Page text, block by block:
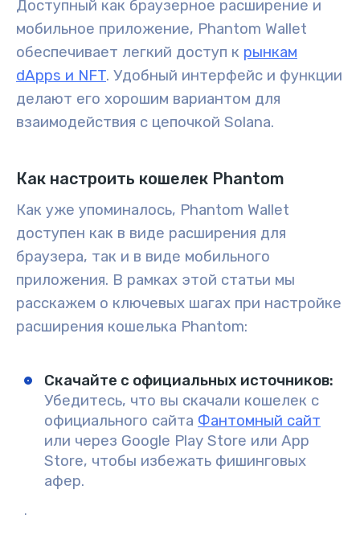
Доступный как браузерное расширение и
мобильное приложение, Phantom Wallet
обеспечивает легкий доступ к рынкам
dApps и NFT. Удобный интерфейс и функции
делают его хорошим вариантом для
взаимодействия с цепочкой Solana.
Как настроить кошелек Phantom
Как уже упоминалось, Phantom Wallet
доступен как в виде расширения для
браузера, так и в виде мобильного
приложения. В рамках этой статьи мы
расскажем о ключевых шагах при настройке
расширения кошелька Phantom:
Скачайте с официальных источников:
Убедитесь, что вы скачали кошелек с
официального сайта Фантомный сайт
или через Google Play Store или App
Store, чтобы избежать фишинговых
афер.
.